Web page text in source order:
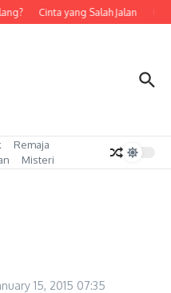
Cinta yang Salah Jalan
Remaja
Misteri
15, 2015 07:35